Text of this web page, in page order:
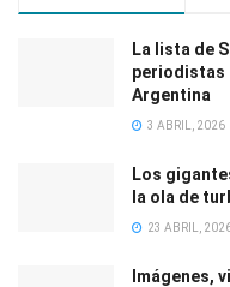
La lista de
periodistas
Argentina
3 ABRIL, 2026
Los
la ola de
23 ABRIL,
Imágenes,